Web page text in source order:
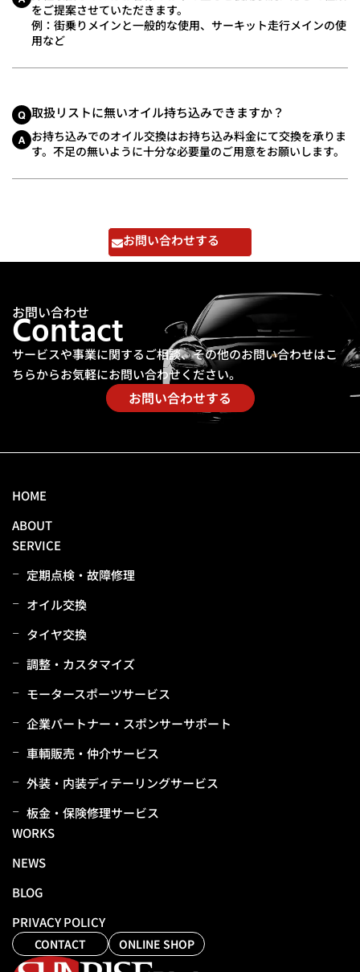
をご提案させていただきます。
例：街乗りメインと一般的な使用、サーキット走行メインの使
用など
取扱リストに無いオイル持ち込みできますか？
お持ち込みでのオイル交換はお持ち込み料金にて交換を承りま
す。不足の無いように十分な必要量のご用意をお願いします。
お問い合わせする
Contact
お問い合わせ
サービスや事業に関するご相談、その他のお問い合わせはこ
ちらからお気軽にお問い合わせください。
お問い合わせする
HOME
ABOUT
SERVICE
定期点検・故障修理
オイル交換
タイヤ交換
調整・カスタマイズ
モータースポーツサービス
企業パートナー・スポンサーサポート
⾞輌販売・仲介サービス
外装・内装ディテーリングサービス
板⾦・保険修理サービス
WORKS
NEWS
BLOG
PRIVACY POLICY
CONTACT ONLINE SHOP